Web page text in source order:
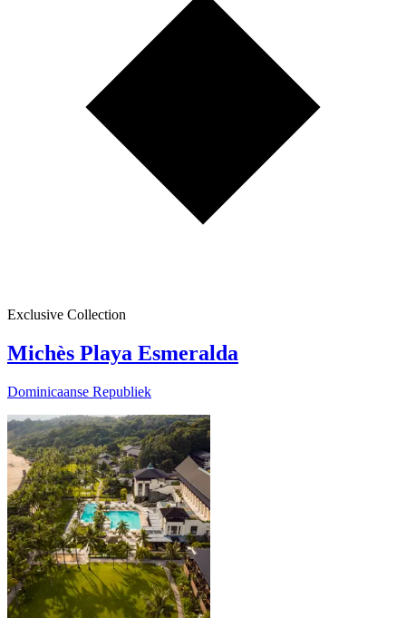
Exclusive Collection
Michès Playa Esmeralda
Dominicaanse Republiek